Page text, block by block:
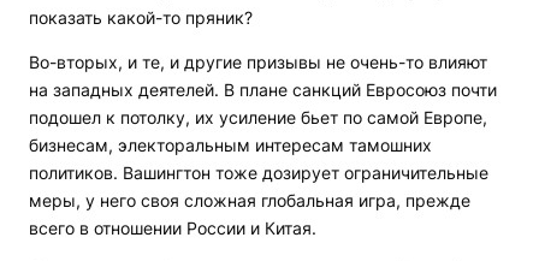
показать какой-то пряник?
Во-вторых, и те, и другие призывы не очень-то влияют
на западных деятелей. В плане санкций Евросоюз почти
подошел к потолку, их усиление бьет по самой Европе,
бизнесам, электоральным интересам тамошних
политиков. Вашингтон тоже дозирует ограничительные
меры, у него своя сложная глобальная игра, прежде
всего в отношении России и Китая.